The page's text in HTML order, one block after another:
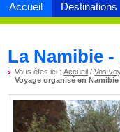
Accueil Destinations
La Namibie -
Vous êtes ici :Accueil /Vos
Voyage organisé en Namibie